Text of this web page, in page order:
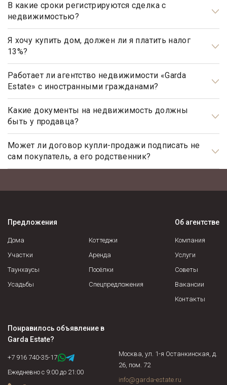
В какие сроки регистрируются сделка с
недвижимостью?
Общим сроком для регистрации прав на недвижимое
имущество и сделок с ним является один месяц. Некоторые
виды регистрационных действий осуществляются в более
короткие сроки.
Я хочу купить дом, должен ли я платить налог
13%?
Нет, не должны. Платить налог 13% будет только продавец,
налог рассчитывается на прибыль.
Работает ли агентство недвижимости «Garda
Estate» с иностранными гражданами?
Да, наше агентство недвижимости, работает с
иностранными гражданами не резидентами РФ.
Какие документы на недвижимость должны
быть у продавца?
Документами, подтверждающими право собственности
продавца, являются: свидетельство о государственной
регистрации права, а также правоустанавливающие
документы, такие как договор купли-продажи, мены,
свидетельство о праве на наследство (по закону, по
Может ли договор купли-продажи подписать не
сам покупатель, а его родственник?
Может, но для этого необходимо иметь действующую
Предложения
Дома
Участки
Таунхаусы
Усадьбы
Коттеджи
Аренда
Посёлки
Спецпредложения
Об агентстве
Компания
Услуги
Советы
Вакансии
Контакты
Понравилось объявление в
Garda Estate?
+7 916 740-35-17
Ежедневно с 9:00 до 21:00
Москва, ул. 1-я Останкинская, д.
26, пом. 72
info@garda-estate.ru